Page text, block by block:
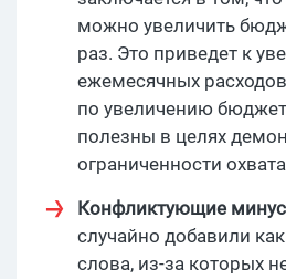
можно увеличить
раз. Это приведет к
ежемесячных
по увеличению
полезны в целях
ограниченности
Конфликтующие
случайно добавили
слова, из-за которых